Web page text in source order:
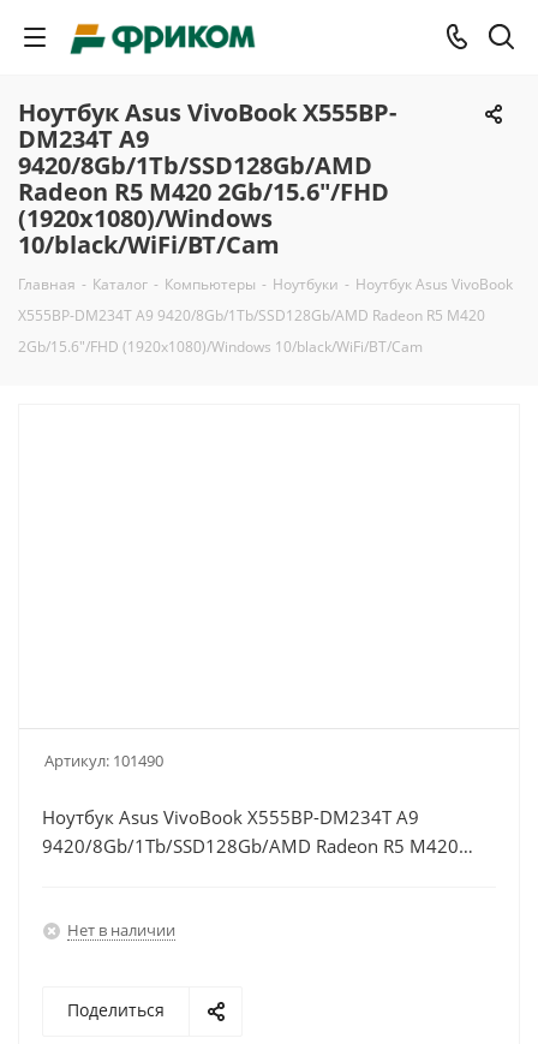
Ноутбук Asus VivoBook X555BP-
DM234T A9
9420/8Gb/1Tb/SSD128Gb/AMD
Radeon R5 M420 2Gb/15.6"/FHD
(1920x1080)/Windows
10/black/WiFi/BT/Cam
Главная - Каталог - Компьютеры - Ноутбуки - Ноутбук Asus VivoBook
X555BP-DM234T A9 9420/8Gb/1Tb/SSD128Gb/AMD Radeon R5 M420
2Gb/15.6"/FHD (1920x1080)/Windows 10/black/WiFi/BT/Cam
Артикул: 101490
Ноутбук Asus VivoBook X555BP-DM234T A9
9420/8Gb/1Tb/SSD128Gb/AMD Radeon R5 M420
Нет в наличии
Поделиться